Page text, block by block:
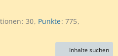
30 Punkte 775
Inhalte suchen